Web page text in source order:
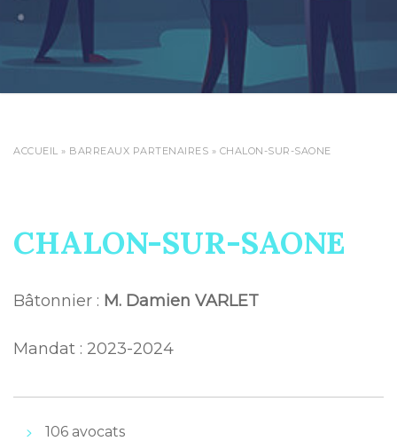
ACCUEIL » BARREAUX PARTENAIRES » CHALON-SUR-SAONE
CHALON-SUR-SAONE
Bâtonnier : M. Damien VARLET
Mandat : 2023-2024
106 avocats